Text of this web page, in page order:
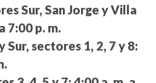
Sur, San Jorge y Villa
7:00 p. m.
sectores 1, 2, 7 y 8: